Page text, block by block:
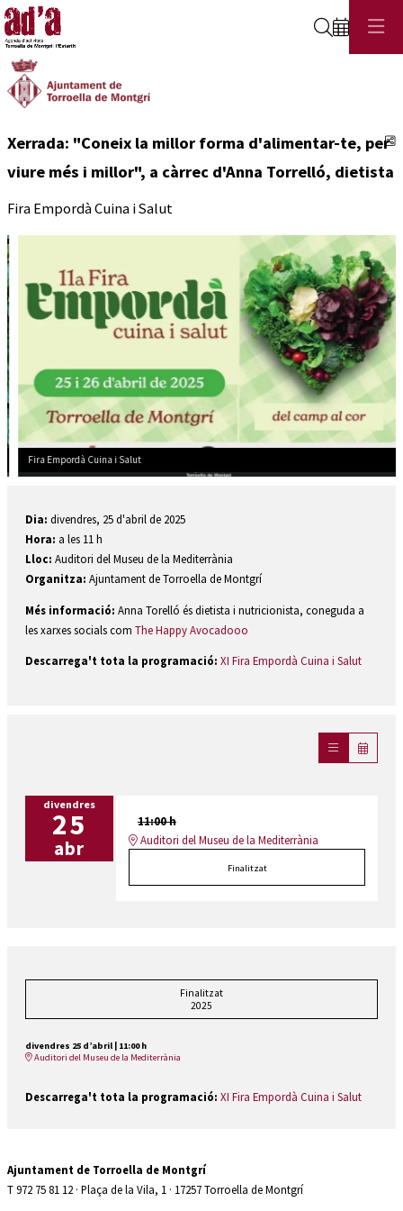
Cerca
Xerrada: "Coneix la millor forma d'alimentar-te, per
viure més i millor", a càrrec d'Anna Torrelló, dietista
Fira Empordà Cuina i Salut
Fira Empordà Cuina i Salut
Dia: divendres, 25 d'abril de 2025
Hora: a les 11 h
Lloc: Auditori del Museu de la Mediterrània
Organitza: Ajuntament de Torroella de Montgrí
Més informació: Anna Torelló és dietista i nutricionista, coneguda a
les xarxes socials com The Happy Avocadooo
Descarrega't tota la programació: XI Fira Empordà Cuina i Salut
divendres
25
abr
11:00 h
Auditori del Museu de la Mediterrània
Finalitzat
Finalitzat
2025
divendres 25 d’abril
11:00 h
Auditori del Museu de la Mediterrània
Descarrega't tota la programació: XI Fira Empordà Cuina i Salut
Ajuntament de Torroella de Montgrí
T 972 75 81 12 · Plaça de la Vila, 1 · 17257 Torroella de Montgrí